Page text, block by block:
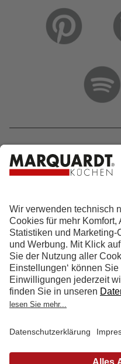
Hotline
4.9Sterne